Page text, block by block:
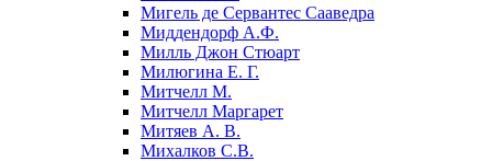
Мигель де Сервантес Сааведра
Миддендорф А.Ф.
Милль Джон Стюарт
Милюгина Е. Г.
Митчелл М.
Митчелл Маргарет
Митяев А. В.
Михалков С.В.